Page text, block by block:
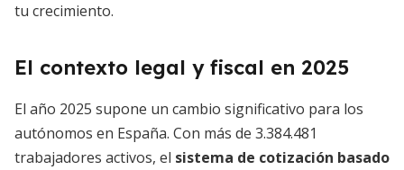
tu crecimiento.
El contexto legal y fiscal en 2025
El año 2025 supone un cambio significativo para los
autónomos en España. Con más de 3.384.481
trabajadores activos, el sistema de cotización basado